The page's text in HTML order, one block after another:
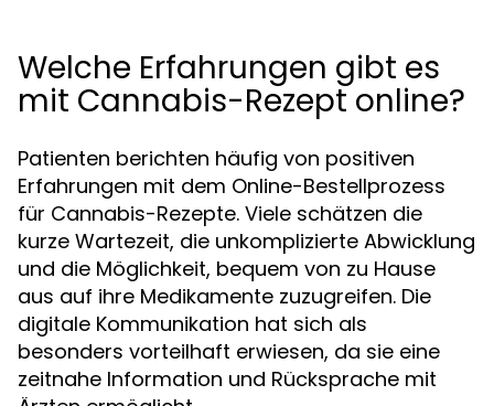
Welche Erfahrungen gibt es
mit Cannabis-Rezept online?
Patienten berichten häufig von positiven
Erfahrungen mit dem Online-Bestellprozess
für Cannabis-Rezepte. Viele schätzen die
kurze Wartezeit, die unkomplizierte Abwicklung
und die Möglichkeit, bequem von zu Hause
aus auf ihre Medikamente zuzugreifen. Die
digitale Kommunikation hat sich als
besonders vorteilhaft erwiesen, da sie eine
zeitnahe Information und Rücksprache mit